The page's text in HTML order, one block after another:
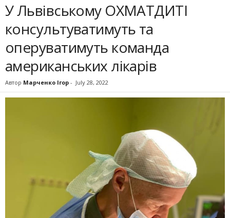
У Львівському ОХМАТДИТІ
консультуватимуть та
оперуватимуть команда
американських лікарів
Автор Марченко Ігор - July 28, 2022